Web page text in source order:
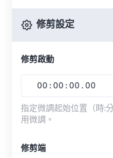
修剪設定
修剪啟動
00 : 00 : 00 . 00
指定微調起始位置（時:
用微調。
修剪端